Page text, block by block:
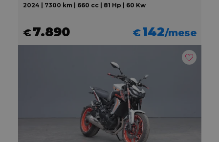
2024 | 7300 km | 660 cc | 81 Hp | 60 Kw
€7.890 €142/mese